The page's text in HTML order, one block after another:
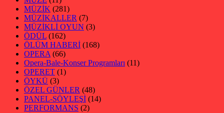
MÜZİK (281)
MÜZİKALLER (7)
MÜZİKLİ OYUN (3)
ÖDÜL (162)
ÖLÜM HABERİ (168)
OPERA (66)
Opera-Bale-Konser Programları (11)
OPERET (1)
ÖYKÜ (3)
ÖZEL GÜNLER (48)
PANEL-SÖYLEŞİ (14)
PERFORMANS (2)